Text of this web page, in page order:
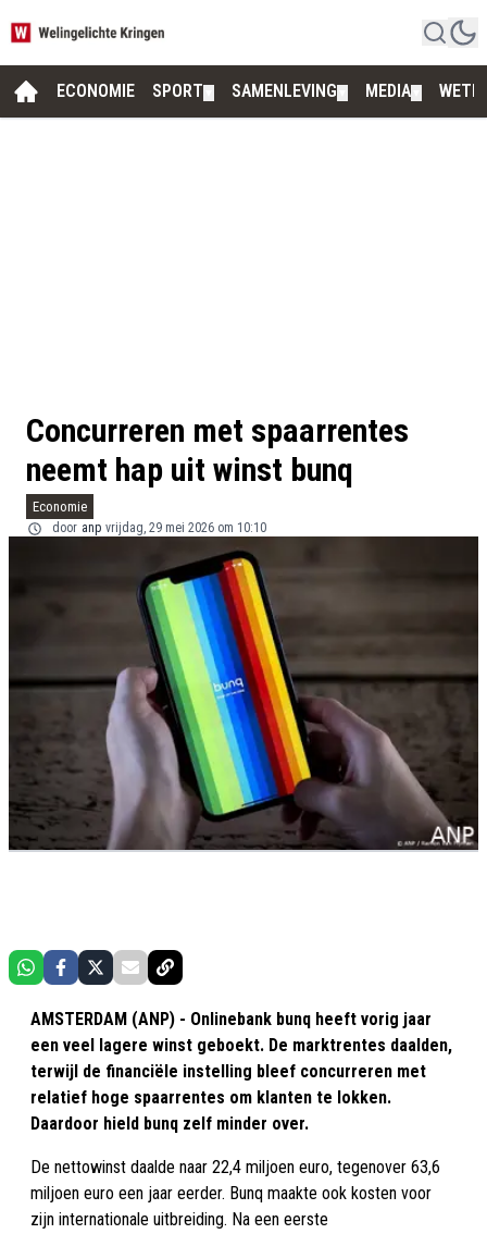
ECONOMIE SPORT SAMENLEVING MEDIA
Concurreren met spaarrentes
neemt hap uit winst bunq
Economie
door anp vrijdag, 29 mei 2026 om 10:10
AMSTERDAM (ANP) - Onlinebank bunq heeft vorig jaar
een veel lagere winst geboekt. De marktrentes daalden,
terwijl de financiële instelling bleef concurreren met
relatief hoge spaarrentes om klanten te lokken.
Daardoor hield bunq zelf minder over.
De nettowinst daalde naar 22,4 miljoen euro, tegenover 63,6
miljoen euro een jaar eerder. Bunq maakte ook kosten voor
zijn internationale uitbreiding. Na een eerste